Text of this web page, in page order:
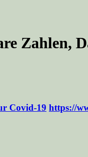
Zahlen,
Covid-19 https://